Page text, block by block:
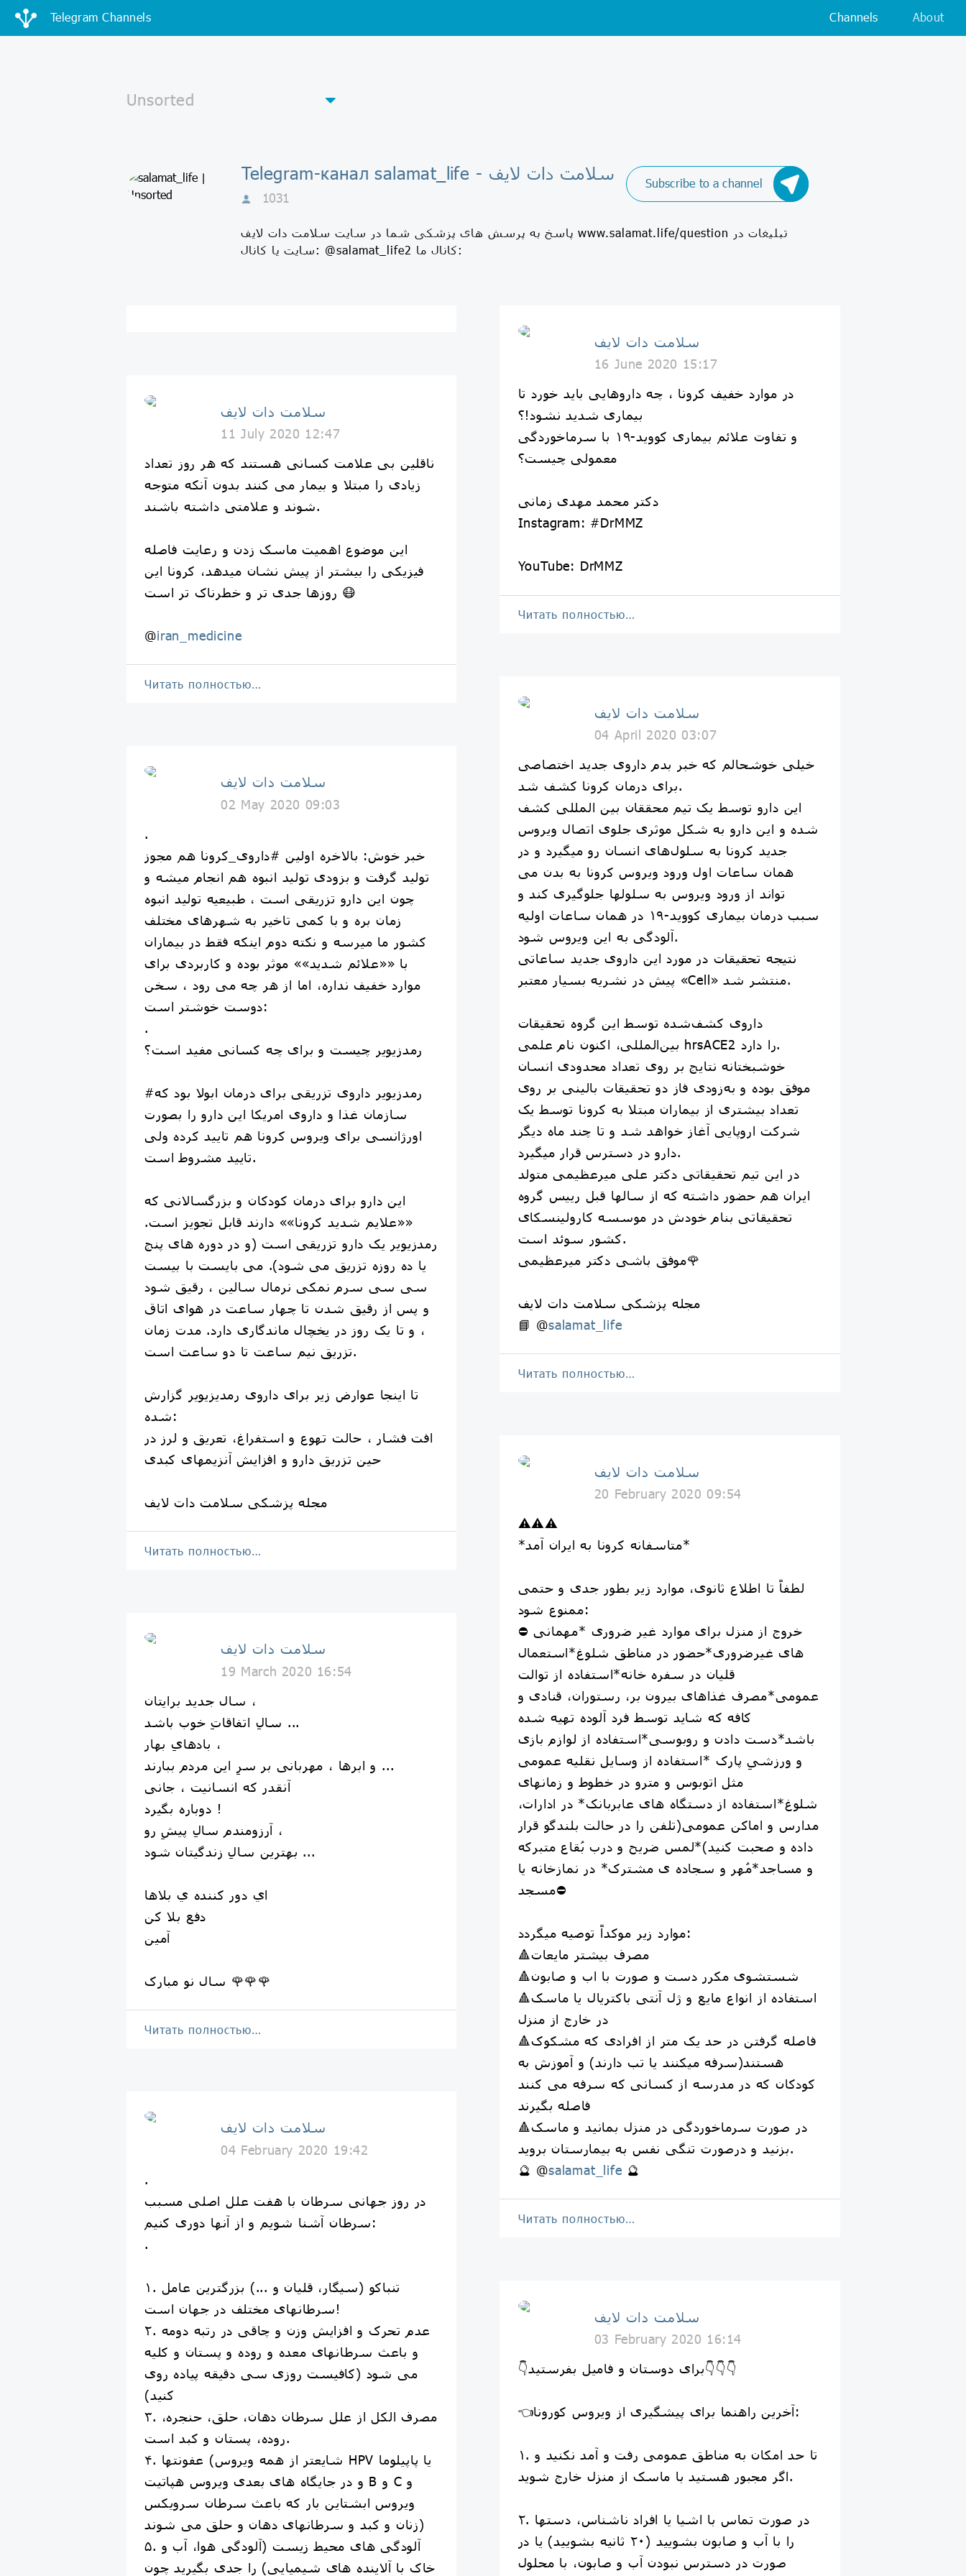
Telegram Channels Channels About
Subscribe to a channel Telegram-канал salamat_life - سلامت دات لایف
1031
پاسخ به پرسش های پزشکی شما در سایت سلامت دات لایف www.salamat.life/question تبلیغات در
سایت یا کانال: @salamat_life2 کانال ما:
سلامت دات لایف
11 July 2020 12:47
ناقلین بی علامت کسانی هستند که هر روز تعداد
زیادی را مبتلا و بیمار می کنند بدون آنکه متوجه
شوند و علامتی داشته باشند.
این موضوع اهمیت ماسک زدن و رعایت فاصله
فیزیکی را بیشتر از پیش نشان میدهد، کرونا این
روزها جدی تر و خطرناک تر است 😷
@iran_medicine
Читать полностью…
سلامت دات لایف
02 May 2020 09:03
.
خبر خوش: بالاخره اولین #داروی_کرونا هم مجوز
تولید گرفت و بزودی تولید انبوه هم انجام میشه و
چون این دارو تزریقی است ، طبیعیه تولید انبوه
زمان بره و با کمی تاخیر به شهرهای مختلف
کشور ما میرسه و نکته دوم اینکه فقط در بیماران
با ««علائم شدید»» موثر بوده و کاربردی برای
موارد خفیف نداره، اما از هر چه می رود ، سخن
دوست خوشتر است:
.
رمدزیویر چیست و برای چه کسانی مفید است؟
#رمدزیویر داروی تزریقی برای درمان ابولا بود که
سازمان غذا و داروی امریکا این دارو را بصورت
اورژانسی برای ویروس کرونا هم تایید کرده ولی
تایید مشروط است.
این دارو برای درمان کودکان و بزرگسالانی که
««علایم شدید کرونا»» دارند قابل تجویز است.
رمدزیویر یک دارو تزریقی است (و در دوره های پنج
یا ده روزه تزریق می شود). می بایست با بیست
سی سی سرم نمکی نرمال سالین ، رقیق شود
و پس از رقیق شدن تا چهار ساعت در هوای اتاق
، و تا یک روز در یخچال ماندگاری دارد. مدت زمان
تزریق نیم ساعت تا دو ساعت است.
تا اینجا عوارض زیر برای داروی رمدیزیویر گزارش
شده:
افت فشار ، حالت تهوع و استفراغ، تعریق و لرز در
حین تزریق دارو و افزایش آنزیمهای کبدی
مجله پزشکی سلامت دات لایف
Читать полностью…
سلامت دات لایف
19 March 2020 16:54
سال جدید برایتان ،
سالِ اتفاقاتِ خوب باشد ...
بادهایِ بهار ،
و ابرها ، مهربانی بر سرِ این مردم ببارند ...
آنقدر که انسانیت ، جانی
دوباره بگیرد !
آرزومندم سالِ پیشِ رو ،
بهترین سالِ زندگیتان شود ...
اي دور كننده ي بلاها
دفع بلا کن
آمین
سال نو مبارک 🌹🌹🌹
Читать полностью…
سلامت دات لایف
04 February 2020 19:42
.
در روز جهانی سرطان با هفت علل اصلی مسبب
سرطان آشنا شویم و از آنها دوری کنیم:
.
۱. تنباکو (سیگار، قلیان و ...) بزرگترین عامل
سرطانهای مختلف در جهان است!
۲. عدم تحرک و افزایش وزن و چاقی در رتبه دومه
و باعث سرطانهای معده و روده و پستان و کلیه
می شود (کافیست روزی سی دقیقه پیاده روی
کنید)
۳. مصرف الکل از علل سرطان دهان، حلق، حنجره،
روده، پستان و کبد است.
۴. عفونتها (شایعتر از همه ویروس HPV یا پاپیلوما
و در جایگاه های بعدی ویروس هپاتیت B و C و
ویروس ابشتاین بار که باعث سرطان سرویکس
زنان و کبد و سرطانهای دهان و حلق می شوند)
۵. آلودگی های محیط زیست (آلودگی هوا، آب و
خاک با آلاینده های شیمیایی) را جدی بگیرید چون
سلامت دات لایف
16 June 2020 15:17
در موارد خفیف کرونا ، چه داروهایی باید خورد تا
بیماری شدید نشود!؟
و تفاوت علائم بیماری کووید-۱۹ با سرماخوردگی
معمولی چیست؟
دکتر محمد مهدی زمانی
Instagram: #DrMMZ
YouTube: DrMMZ
Читать полностью…
سلامت دات لایف
04 April 2020 03:07
خیلی خوشحالم که خبر بدم داروی جدید اختصاصی
برای درمان کرونا کشف شد.
این دارو توسط یک تیم محققان بین المللی کشف
شده و این دارو به شکل موثری جلوی اتصال ویروس
جدید کرونا به سلول‌های انسان رو میگیرد و در
همان ساعات اول ورود ویروس کرونا به بدن می
تواند از ورود ویروس به سلولها جلوگیری کند و
سبب درمان بیماری کووید-۱۹ در همان ساعات اولیه
آلودگی به این ویروس شود.
نتیجه تحقیقات در مورد این داروی جدید ساعاتی
پیش در نشریه بسیار معتبر «Cell» منتشر شد.
داروی کشف‌شده توسط این گروه تحقیقات
بین‌المللی، اکنون نام علمی hrsACE2 را دارد.
خوشبختانه نتایج بر روی تعداد محدودی انسان
موفق بوده و به‌زودی فاز دو تحقیقات بالینی بر روی
تعداد بیشتری از بیماران مبتلا به کرونا توسط یک
شرکت اروپایی آغاز خواهد شد و تا چند ماه دیگر
دارو در دسترس قرار میگیرد.
در این تیم تحقیقاتی دکتر علی میرعظیمی متولد
ایران هم حضور داشته که از سالها قبل رییس گروه
تحقیقاتی بنام خودش در موسسه کارولینسکای
کشور سوئد است.
موفق باشی دکتر میرعظیمی🌹
مجله پزشکی سلامت دات لایف
📘 @salamat_life
Читать полностью…
سلامت دات لایف
20 February 2020 09:54
⚠⚠⚠
*متاسفانه کرونا به ایران آمد*
لطفاً تا اطلاع ثانوی، موارد زیر بطور جدی و حتمی
ممنوع شود:
⛔ خروج از منزل برای موارد غیر ضروری *مهمانی
های غیرضروری*حضور در مناطق شلوغ*استعمال
قلیان در سفره خانه*استفاده از توالت
عمومی*مصرف غذاهای بیرون بر، رستوران، قنادی و
کافه که شاید توسط فرد آلوده تهیه شده
باشد*دست دادن و روبوسی*استفاده از لوازم بازی
و ورزشیِ پارک *استفاده از وسایل نقلیه عمومی
مثل اتوبوس و مترو در خطوط و زمانهای
شلوغ*استفاده از دستگاه های عابربانک* در ادارات،
مدارس و اماکن عمومی(تلفن را در حالت بلندگو قرار
داده و صحبت کنید)*لمس ضریح و درب بُقاع متبرکه
و مساجد*مُهر و سجاده ی مشترک* در نمازخانه یا
مسجد⛔
موارد زیر موکداً توصیه میگردد:
🔺مصرف بیشتر مایعات
🔺شستشوی مکرر دست و صورت با اب و صابون
🔺استفاده از انواع مایع و ژل آنتی باکتریال یا ماسک
در خارج از منزل
🔺فاصله گرفتن در حد یک متر از افرادی که مشکوک
هستند(سرفه میکنند یا تب دارند) و آموزش به
کودکان که در مدرسه از کسانی که سرفه می کنند
فاصله بگیرند
🔺در صورت سرماخوردگی در منزل بمانید و ماسک
بزنید و درصورت تنگی نفس به بیمارستان بروید.
🔮 @salamat_life 🔮
Читать полностью…
سلامت دات لایف
03 February 2020 16:14
👇برای دوستان و فامیل بفرستید👇👇👇
👈آخرین راهنما برای پیشگیری از ویروس کورونا:
۱. تا حد امکان به مناطق عمومی رفت و آمد نکنید و
اگر مجبور هستید با ماسک از منزل خارج شوید.
۲. در صورت تماس با اشیا یا افراد ناشناس، دستها
را با آب و صابون بشویید (۲۰ ثانیه بشویید) یا در
صورت در دسترس نبودن آب و صابون، با محلول